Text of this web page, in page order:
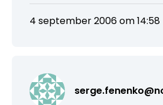
4 september 2006 om 14:58